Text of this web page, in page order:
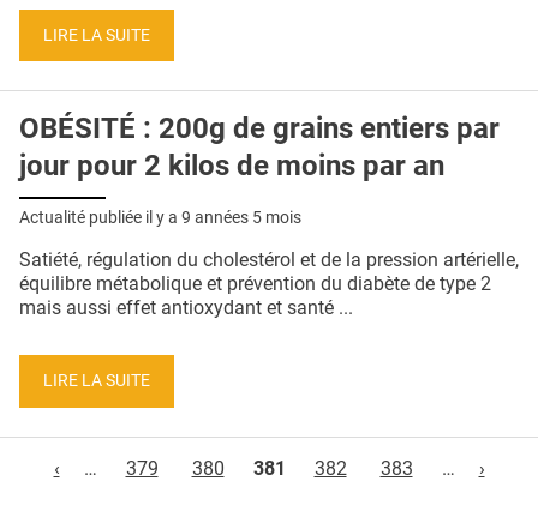
LIRE LA SUITE
OBÉSITÉ : 200g de grains entiers par
jour pour 2 kilos de moins par an
Actualité publiée il y a 9 années 5 mois
Satiété, régulation du cholestérol et de la pression artérielle,
équilibre métabolique et prévention du diabète de type 2
mais aussi effet antioxydant et santé ...
LIRE LA SUITE
‹
… 379 380 381 382 383 … ›